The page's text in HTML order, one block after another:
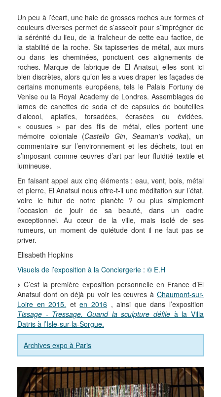
Un peu à l’écart, une haie de grosses roches aux formes et
couleurs diverses permet de s’asseoir pour s’imprégner de
la sérénité du lieu, de la fraîcheur de cette eau factice, de
la stabilité de la roche. Six tapisseries de métal, aux murs
ou dans les cheminées, ponctuent ces alignements de
roches. Marque de fabrique de El Anatsui, elles sont ici
bien discrètes, alors qu’on les a vues draper les façades de
certains monuments européens, tels le Palais Fortuny de
Venise ou la Royal Academy de Londres. Assemblages de
lames de canettes de soda et de capsules de bouteilles
d’alcool, aplaties, torsadées, écrasées ou évidées,
« cousues » par des fils de métal, elles portent une
mémoire coloniale (Castello Gin, Seaman’s vodka), un
commentaire sur l’environnement et les déchets, tout en
s’imposant comme œuvres d’art par leur fluidité textile et
lumineuse.
En faisant appel aux cinq éléments : eau, vent, bois, métal
et pierre, El Anatsui nous offre-t-il une méditation sur l’état,
voire le futur de notre planète ? ou plus simplement
l’occasion de jouir de sa beauté, dans un cadre
exceptionnel. Au cœur de la ville, mais isolé de ses
rumeurs, un moment de quiétude dont il ne faut pas se
priver.
Elisabeth Hopkins
Visuels de l’exposition à la Conciergerie : © E.H
C’est la première exposition personnelle en France d’El
Anatsui dont on déjà pu voir les œuvres à Chaumont-sur-
Loire en 2015. eten 2016 , ainsi que dans l’exposition
Tissage - Tressage. Quand la sculpture défile à la Villa
Datris à l’Isle-sur-la-Sorgue.
Archives expo à Paris